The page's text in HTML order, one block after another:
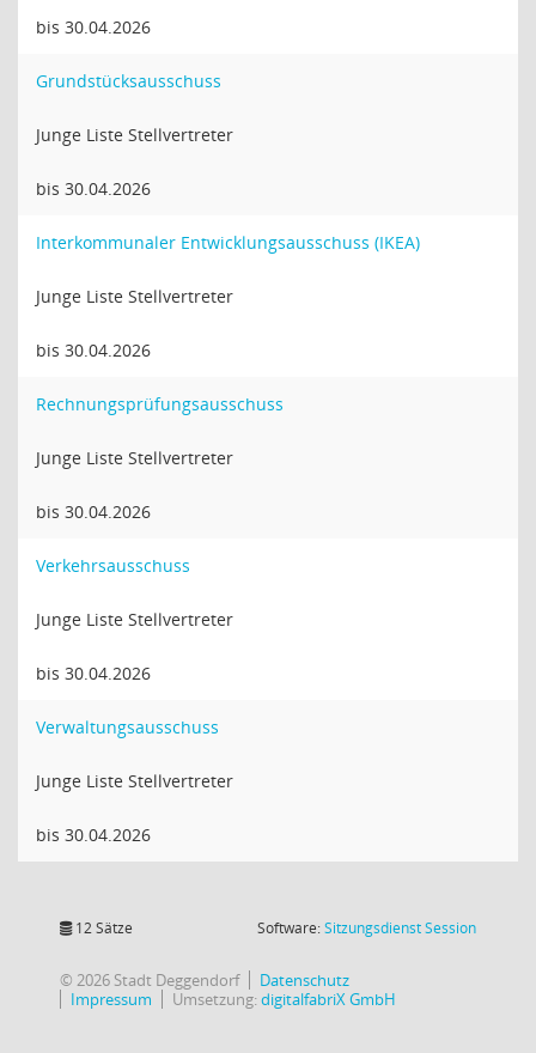
bis 30.04.2026
Grundstücksausschuss
Junge Liste Stellvertreter
bis 30.04.2026
Interkommunaler Entwicklungsausschuss (IKEA)
Junge Liste Stellvertreter
bis 30.04.2026
Rechnungsprüfungsausschuss
Junge Liste Stellvertreter
bis 30.04.2026
Verkehrsausschuss
Junge Liste Stellvertreter
bis 30.04.2026
Verwaltungsausschuss
Junge Liste Stellvertreter
bis 30.04.2026
12 Sätze Software:SitzungsdienstSession(Wird in
© 2026 Stadt Deggendorf
Datenschutz
Impressum
Umsetzung:digitalfabriX GmbH